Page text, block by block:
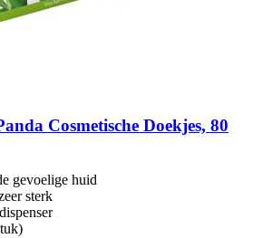
Cosmetische Doekjes, 80
gevoelige huid
sterk